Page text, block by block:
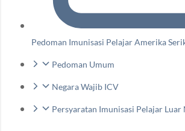
Pedoman Imunisasi Pelajar Amerika
Pedoman Umum
Negara Wajib ICV
Persyaratan Imunisasi Pelajar Luar